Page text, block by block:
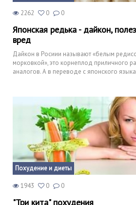
2262 0 0
Японская редька - дайкон,
вред
Дайкон в Росиии называют «белым
морковкой», это корнеплод приличного
аналогов. А в переводе с японского языка
Похудение и диеты
1943 0 0
"Три кита" похудения